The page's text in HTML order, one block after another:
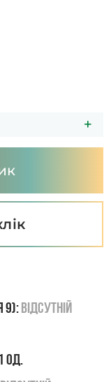
9):Відсутній
од.